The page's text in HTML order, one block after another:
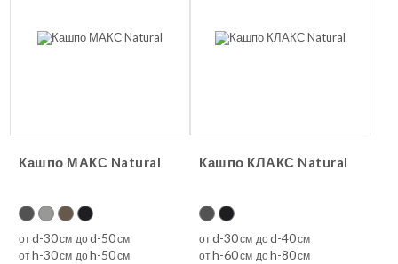
Кашпо МАКС Natural
отd-30см доd-50см
отh-30см доh-50см
Кашпо КЛАКС Natural
отd-30см доd-40см
отh-60см доh-80см